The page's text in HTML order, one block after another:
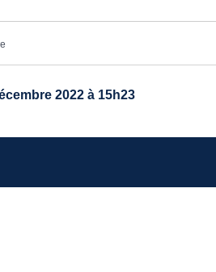
2022 à 15h23